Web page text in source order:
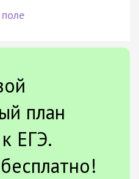
план
ЕГЭ.